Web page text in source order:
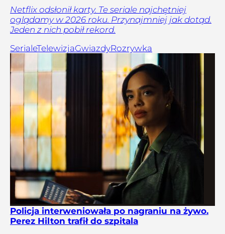
Netflix odsłonił karty. Te seriale najchętniej
oglądamy w 2026 roku. Przynajmniej jak dotąd.
Jeden z nich pobił rekord.
SerialeTelewizjaGwiazdyRozrywka
Policja interweniowała po nagraniu na żywo.
Perez Hilton trafił do szpitala